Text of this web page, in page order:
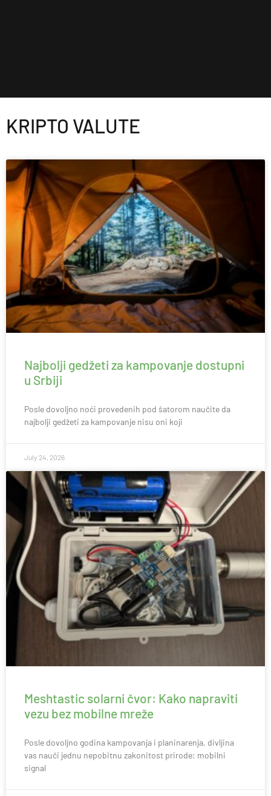
KRIPTO VALUTE
Najbolji gedžeti za kampovanje dostupni
u Srbiji
Posle dovoljno noći provedenih pod šatorom naučite da
najbolji gedžeti za kampovanje nisu oni koji
July 24, 2026
Meshtastic solarni čvor: Kako napraviti
vezu bez mobilne mreže
Posle dovoljno godina kampovanja i planinarenja, divljina
vas nauči jednu nepobitnu zakonitost prirode: mobilni
signal